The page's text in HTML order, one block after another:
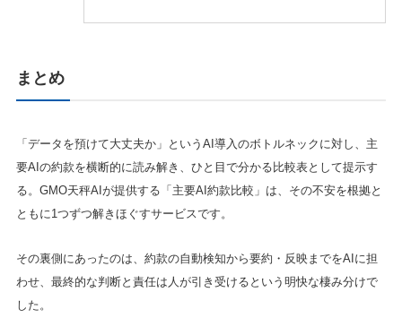
まとめ
「データを預けて大丈夫か」というAI導入のボトルネックに対し、主
要AIの約款を横断的に読み解き、ひと目で分かる比較表として提示す
る。GMO天秤AIが提供する「主要AI約款比較」は、その不安を根拠と
ともに1つずつ解きほぐすサービスです。
その裏側にあったのは、約款の自動検知から要約・反映までをAIに担
わせ、最終的な判断と責任は人が引き受けるという明快な棲み分けで
した。